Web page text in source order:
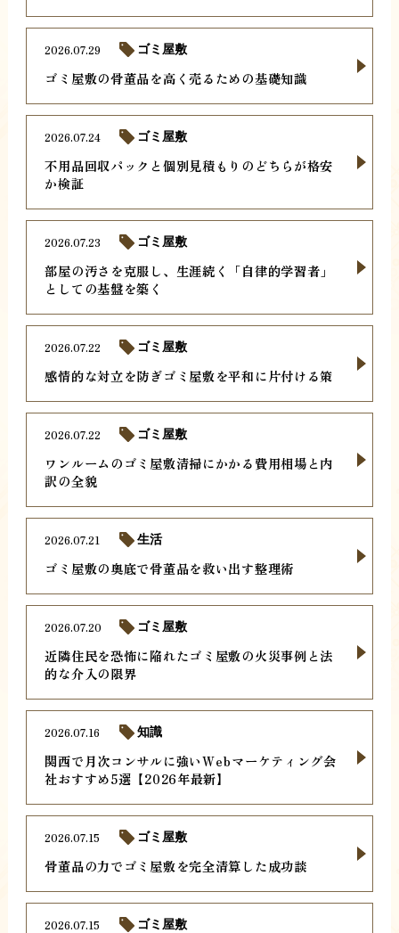
ゴミ屋敷の骨董品を高く売るための基礎知識
2026.07.29 ゴミ屋敷
不用品回収パックと個別見積もりのどちらが格安
か検証
2026.07.24 ゴミ屋敷
部屋の汚さを克服し、生涯続く「自律的学習者」
としての基盤を築く
2026.07.23 ゴミ屋敷
感情的な対立を防ぎゴミ屋敷を平和に片付ける策
2026.07.22 ゴミ屋敷
ワンルームのゴミ屋敷清掃にかかる費用相場と内
訳の全貌
2026.07.22 ゴミ屋敷
ゴミ屋敷の奥底で骨董品を救い出す整理術
2026.07.21 生活
近隣住民を恐怖に陥れたゴミ屋敷の火災事例と法
的な介入の限界
2026.07.20 ゴミ屋敷
関西で月次コンサルに強いWebマーケティング会
社おすすめ5選【2026年最新】
2026.07.16 知識
骨董品の力でゴミ屋敷を完全清算した成功談
2026.07.15 ゴミ屋敷
2026.07.15 ゴミ屋敷